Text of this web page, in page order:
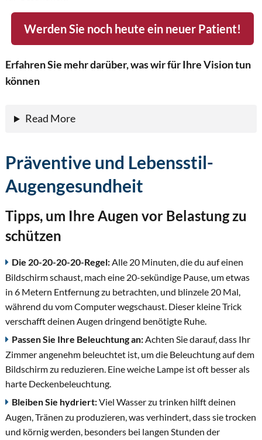
Werden Sie noch heute ein neuer Patient!
Erfahren Sie mehr darüber, was wir für Ihre Vision tun
können
Read More
Präventive und Lebensstil-
Augengesundheit
Tipps, um Ihre Augen vor Belastung zu
schützen
Die 20-20-20-20-Regel:Alle 20 Minuten, die du auf einen
Bildschirm schaust, mach eine 20-sekündige Pause, um etwas
in 6 Metern Entfernung zu betrachten, und blinzele 20 Mal,
während du vom Computer wegschaust. Dieser kleine Trick
verschafft deinen Augen dringend benötigte Ruhe.
Passen Sie Ihre Beleuchtung an:Achten Sie darauf, dass Ihr
Zimmer angenehm beleuchtet ist, um die Beleuchtung auf dem
Bildschirm zu reduzieren. Eine weiche Lampe ist oft besser als
harte Deckenbeleuchtung.
Bleiben Sie hydriert:Viel Wasser zu trinken hilft deinen
Augen, Tränen zu produzieren, was verhindert, dass sie trocken
und körnig werden, besonders bei langen Stunden der